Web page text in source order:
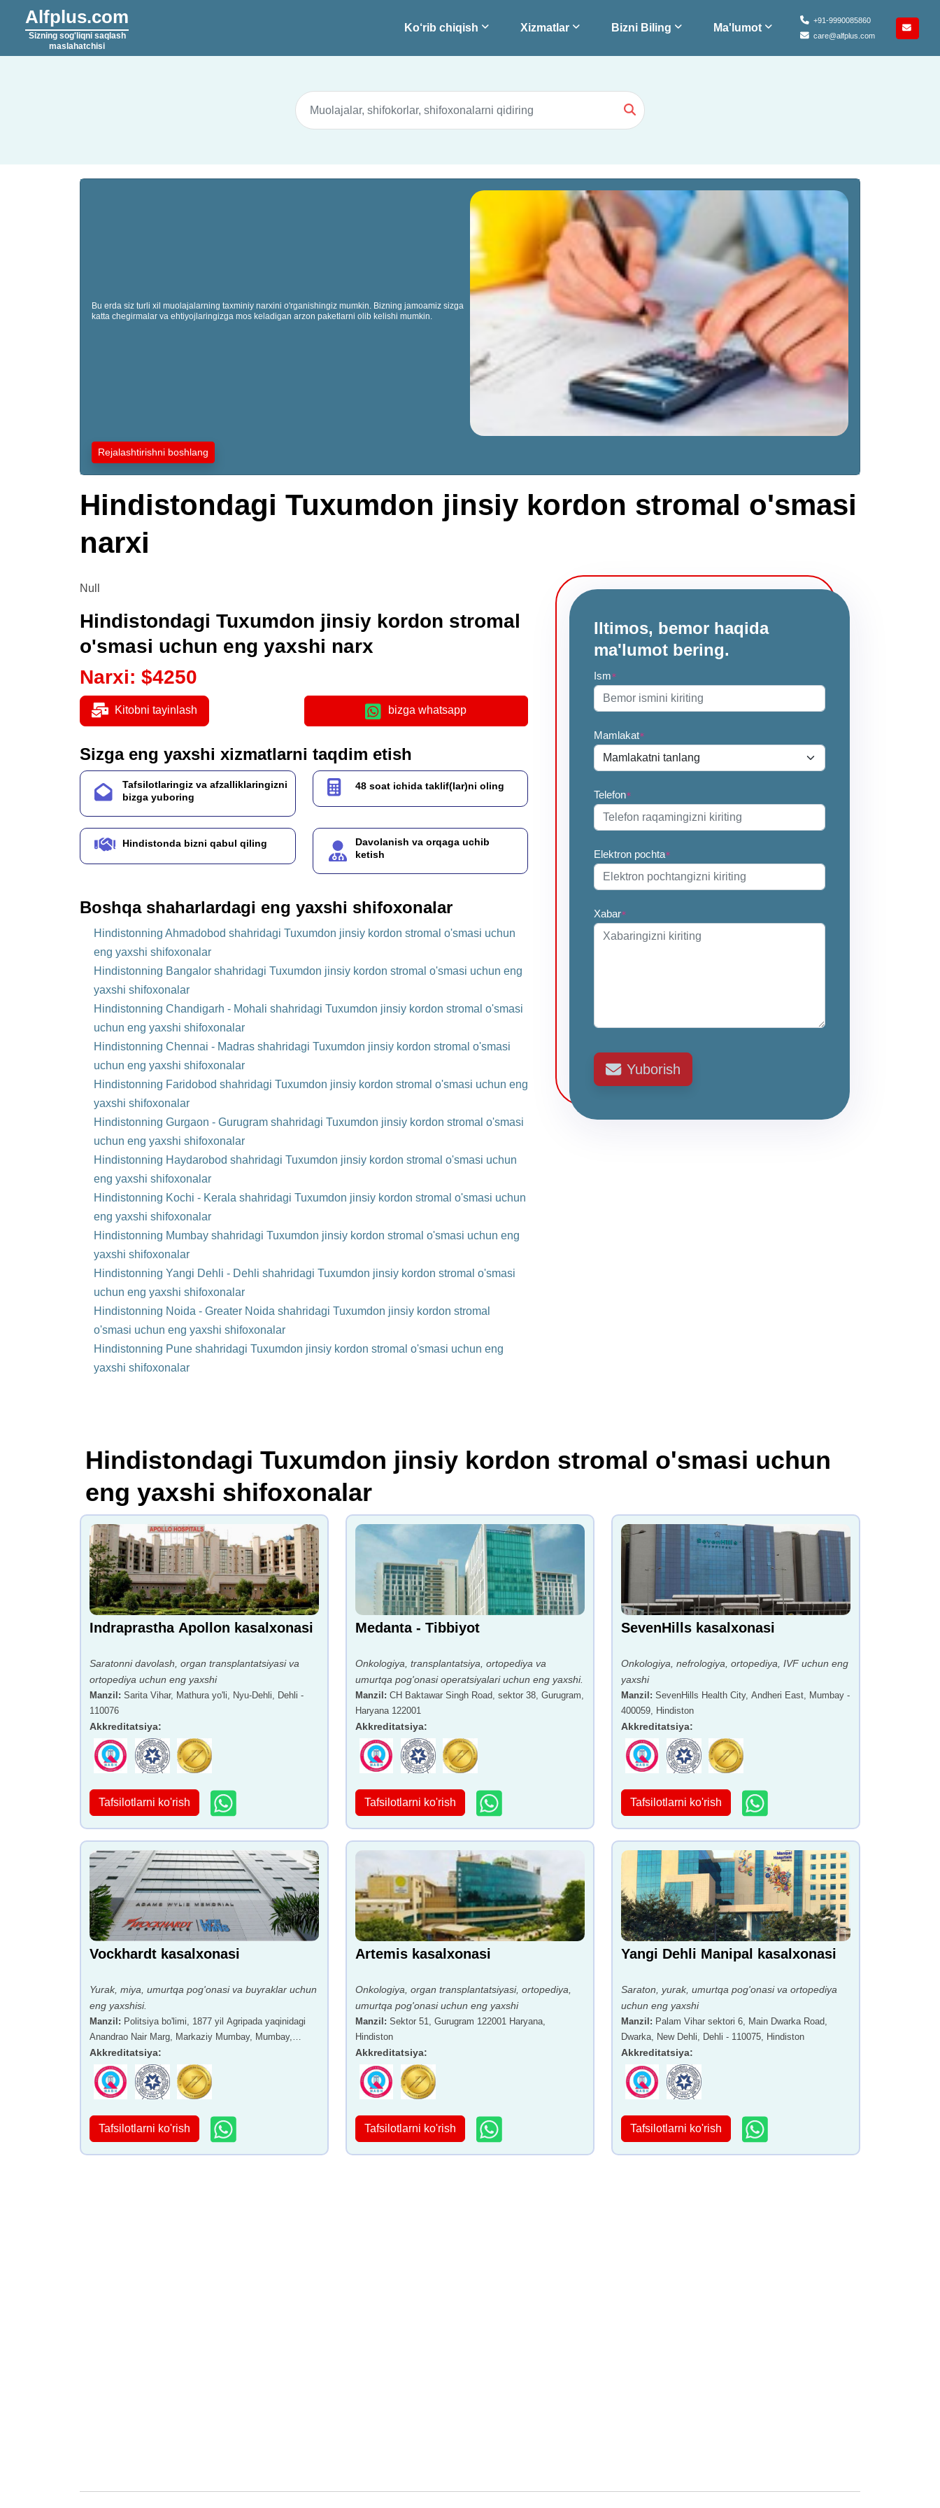
Alfplus.com
Sizning sog'liqni saqlash
maslahatchisi
+91-9990085860
care@alfplus.com
Ko‘rib chiqish Xizmatlar Bizni Biling Ma'lumot
Bu erda siz turli xil muolajalarning taxminiy narxini o'rganishingiz mumkin. Bizning jamoamiz sizga
katta chegirmalar va ehtiyojlaringizga mos keladigan arzon paketlarni olib kelishi mumkin.
Rejalashtirishni boshlang
Hindistondagi Tuxumdon jinsiy kordon stromal o'smasi
narxi
Null
Hindistondagi Tuxumdon jinsiy kordon stromal
o'smasi uchun eng yaxshi narx
Narxi: $4250
Kitobni tayinlash bizga whatsapp
Sizga eng yaxshi xizmatlarni taqdim etish
Tafsilotlaringiz va afzalliklaringizni
bizga yuboring
48 soat ichida taklif(lar)ni oling
Hindistonda bizni qabul qiling
Davolanish va orqaga uchib
ketish
Boshqa shaharlardagi eng yaxshi shifoxonalar
Hindistonning Ahmadobod shahridagi Tuxumdon jinsiy kordon stromal o'smasi uchun
eng yaxshi shifoxonalar
Hindistonning Bangalor shahridagi Tuxumdon jinsiy kordon stromal o'smasi uchun eng
yaxshi shifoxonalar
Hindistonning Chandigarh - Mohali shahridagi Tuxumdon jinsiy kordon stromal o'smasi
uchun eng yaxshi shifoxonalar
Hindistonning Chennai - Madras shahridagi Tuxumdon jinsiy kordon stromal o'smasi
uchun eng yaxshi shifoxonalar
Hindistonning Faridobod shahridagi Tuxumdon jinsiy kordon stromal o'smasi uchun eng
yaxshi shifoxonalar
Hindistonning Gurgaon - Gurugram shahridagi Tuxumdon jinsiy kordon stromal o'smasi
uchun eng yaxshi shifoxonalar
Hindistonning Haydarobod shahridagi Tuxumdon jinsiy kordon stromal o'smasi uchun
eng yaxshi shifoxonalar
Hindistonning Kochi - Kerala shahridagi Tuxumdon jinsiy kordon stromal o'smasi uchun
eng yaxshi shifoxonalar
Hindistonning Mumbay shahridagi Tuxumdon jinsiy kordon stromal o'smasi uchun eng
yaxshi shifoxonalar
Hindistonning Yangi Dehli - Dehli shahridagi Tuxumdon jinsiy kordon stromal o'smasi
uchun eng yaxshi shifoxonalar
Hindistonning Noida - Greater Noida shahridagi Tuxumdon jinsiy kordon stromal
o'smasi uchun eng yaxshi shifoxonalar
Hindistonning Pune shahridagi Tuxumdon jinsiy kordon stromal o'smasi uchun eng
yaxshi shifoxonalar
Iltimos, bemor haqida
ma'lumot bering.
Ism*
Mamlakat*
Telefon*
Elektron pochta*
Xabar*
Yuborish
Hindistondagi Tuxumdon jinsiy kordon stromal o'smasi uchun
eng yaxshi shifoxonalar
Indraprastha Apollon kasalxonasi
Saratonni davolash, organ transplantatsiyasi va
ortopediya uchun eng yaxshi
Manzil: Sarita Vihar, Mathura yo'li, Nyu-Dehli, Dehli -
110076
Akkreditatsiya:
Tafsilotlarni ko'rish
Medanta - Tibbiyot
Onkologiya, transplantatsiya, ortopediya va
umurtqa pog'onasi operatsiyalari uchun eng yaxshi.
Manzil: CH Baktawar Singh Road, sektor 38, Gurugram,
Haryana 122001
Akkreditatsiya:
Tafsilotlarni ko'rish
SevenHills kasalxonasi
Onkologiya, nefrologiya, ortopediya, IVF uchun eng
yaxshi
Manzil: SevenHills Health City, Andheri East, Mumbay -
400059, Hindiston
Akkreditatsiya:
Tafsilotlarni ko'rish
Vockhardt kasalxonasi
Yurak, miya, umurtqa pog'onasi va buyraklar uchun
eng yaxshisi.
Manzil: Politsiya bo'limi, 1877 yil Agripada yaqinidagi
Anandrao Nair Marg, Markaziy Mumbay, Mumbay,
Maharashtra - 400011
Akkreditatsiya:
Tafsilotlarni ko'rish
Artemis kasalxonasi
Onkologiya, organ transplantatsiyasi, ortopediya,
umurtqa pog'onasi uchun eng yaxshi
Manzil: Sektor 51, Gurugram 122001 Haryana,
Hindiston
Akkreditatsiya:
Tafsilotlarni ko'rish
Yangi Dehli Manipal kasalxonasi
Saraton, yurak, umurtqa pog'onasi va ortopediya
uchun eng yaxshi
Manzil: Palam Vihar sektori 6, Main Dwarka Road,
Dwarka, New Dehli, Dehli - 110075, Hindiston
Akkreditatsiya:
Tafsilotlarni ko'rish